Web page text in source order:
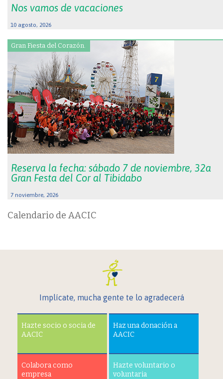
Nos vamos de vacaciones
10 agosto, 2026
Gran Fiesta del Corazón.
Reserva la fecha: sábado 7 de noviembre, 32a
Gran Festa del Cor al Tibidabo
7 noviembre, 2026
Calendario de AACIC
Implícate, mucha gente te lo agradecerá
Hazte socio o socia de
AACIC
Haz una donación a
AACIC
Colabora como
empresa
Hazte voluntario o
voluntaria